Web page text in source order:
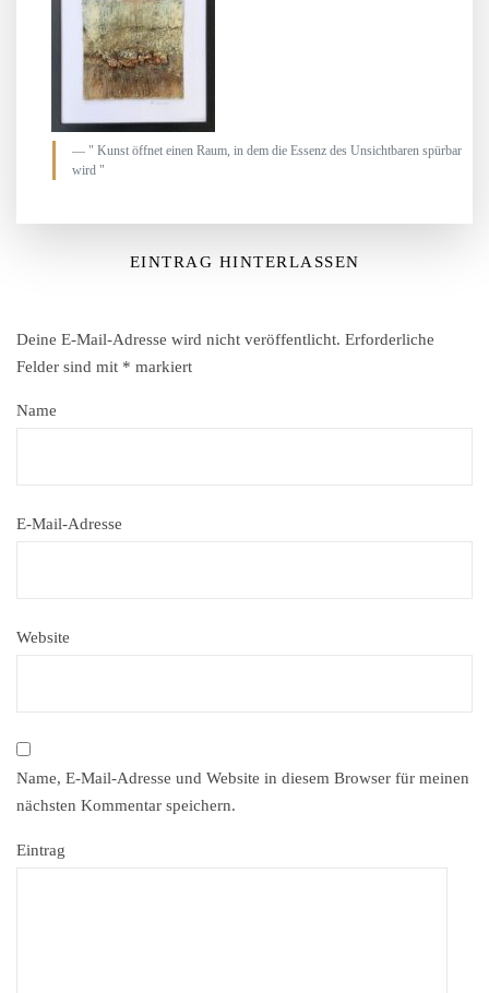
" Kunst öffnet einen Raum, in dem die Essenz des Unsichtbaren spürbar
wird "
EINTRAG HINTERLASSEN
Deine E-Mail-Adresse wird nicht veröffentlicht. Erforderliche
Felder sind mit * markiert
Name
E-Mail-Adresse
Website
Name, E-Mail-Adresse und Website in diesem Browser für meinen
nächsten Kommentar speichern.
Eintrag